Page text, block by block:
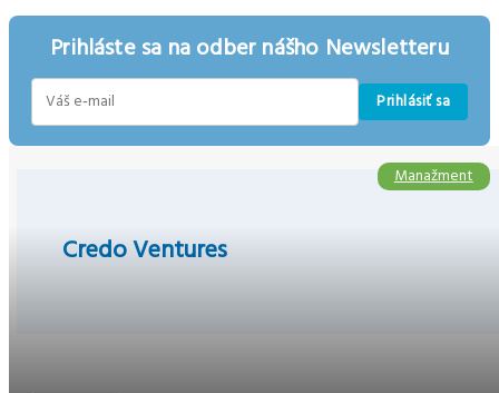
Prihláste sa na odber nášho Newsletteru
Prihlásiť sa
Credo Ventures
Manažment